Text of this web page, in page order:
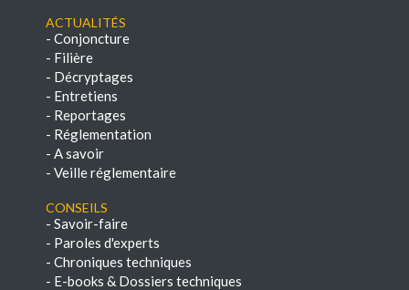
Actualités
- Conjoncture
- Filière
- Décryptages
- Entretiens
- Reportages
- Réglementation
- A savoir
- Veille réglementaire
Conseils
- Savoir-faire
- Paroles d'experts
- Chroniques techniques
- E-books & Dossiers techniques